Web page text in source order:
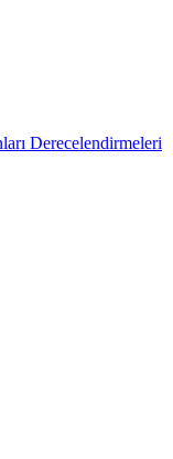
Derecelendirmeleri